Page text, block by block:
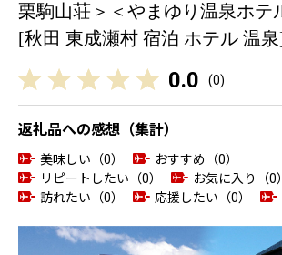
栗駒山荘＞＜やまゆり温泉ホテ
[秋田 東成瀬村 宿泊 ホテル 温
0.0 (0)
返礼品への感想（集計）
美味しい（0）
おすすめ（0）
リピートしたい（0）
お気に入り（0）
訪れたい（0）
応援したい（0）